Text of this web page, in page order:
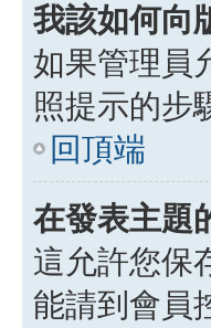
我該如何向
如果管理員
照提示的步
回頂端
在發表主題
這允許您保
能請到會員